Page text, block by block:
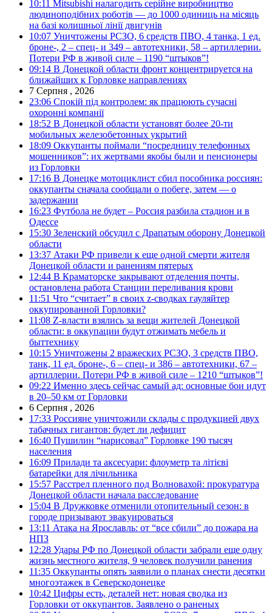
10:11 Mitsubishi налагодить серійне виробництво
людиноподібних роботів — до 1000 одиниць на місяць
на базі колишньої лінії двигунів
10:07 Уничтожены РСЗО, 6 средств ПВО, 4 танка, 1 ед.
броне-, 2 – спец- и 349 – автотехники, 58 – артиллерии.
Потери РФ в живой силе – 1190 “штыков”!
09:14 В Донецкой области фронт концентрируется на
ближайших к Горловке направлениях
7 Серпня , 2026
23:06 Спокій під контролем: як працюють сучасні
охоронні компанії
18:52 В Донецкой области установят более 20-ти
мобильных железобетонных укрытий
18:09 Оккупанты поймали “посредницу телефонных
мошенников”: их жертвами якобы были и пенсионеры
из Горловки
17:16 В Донецке мотоциклист сбил пособника россиян:
оккупанты сначала сообщали о побеге, затем — о
задержании
16:23 Футбола не будет – Россия разбила стадион и в
Одессе
15:30 Зеленский обсудил с Драпатым оборону Донецкой
области
13:37 Атаки РФ привели к еще одной смерти жителя
Донецкой области и ранениям пятерых
12:44 В Краматорске закрывают отделения почты,
остановлена работа Станции переливания крови
11:51 Что “считает” в своих z-сводках гауляйтер
оккупированной Горловки?
11:08 Z-власти взялись за вещи жителей Донецкой
области: в оккупации будут отжимать мебель и
быттехнику
10:15 Уничтожены 2 вражеских РСЗО, 3 средств ПВО,
танк, 11 ед. броне-, 6 – спец- и 386 – автотехники, 67 –
артиллерии. Потери РФ в живой силе – 1210 “штыков”!
09:22 Именно здесь сейчас самый ад: основные бои идут
в 20–50 км от Горловки
6 Серпня , 2026
17:33 Россияне уничтожили склады с продукцией двух
табачных гигантов: будет ли дефицит
16:40 Пушилин “нарисовал” Горловке 190 тысяч
населения
16:09 Прилади та аксесуари: флоуметр та літієві
батарейки для лічильника
15:57 Расстрел пленного под Волновахой: прокуратура
Донецкой области начала расследование
15:04 В Дружковке отменили отопительный сезон: в
городе призывают эвакуироваться
13:11 Атака на Ярославль: от “все сбили” до пожара на
НПЗ
12:28 Удары РФ по Донецкой области забрали еще одну
жизнь местного жителя, 9 человек получили ранения
11:35 Оккупанты опять заявили о планах снести десятки
многоэтажек в Северскодонецке
10:42 Цифры есть, деталей нет: новая сводка из
Горловки от оккупантов. Заявлено о раненых